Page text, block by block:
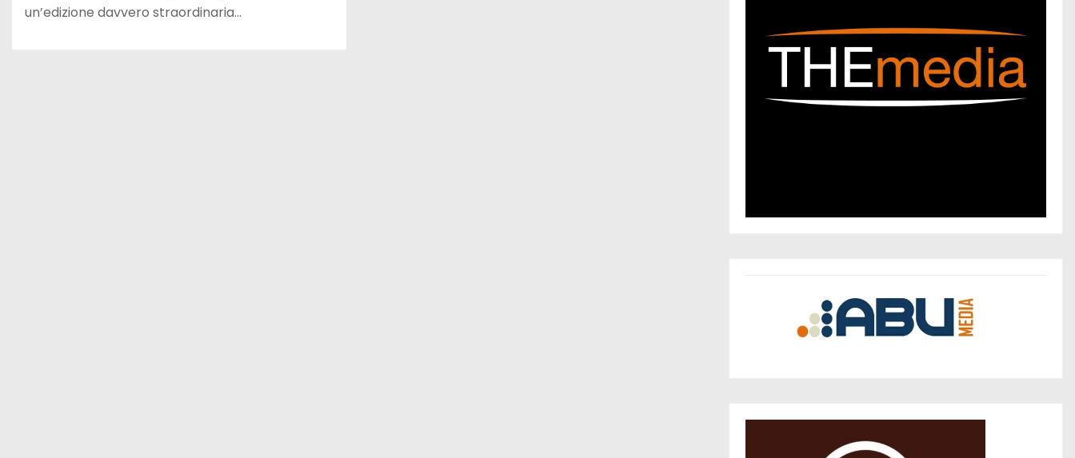
un’edizione davvero straordinaria…